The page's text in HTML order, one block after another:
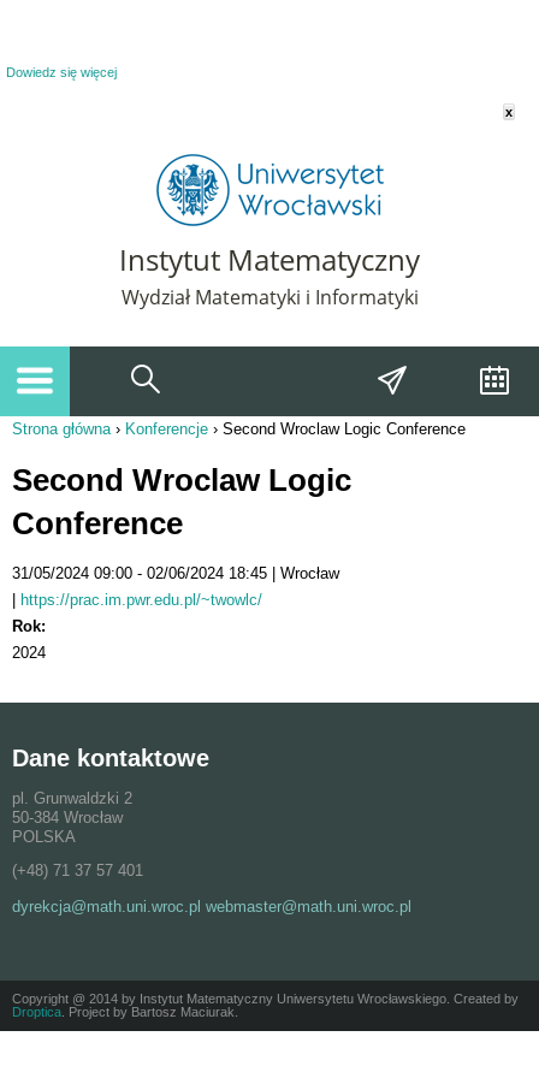
Dowiedz się więcej
x
Instytut Matematyczny
Wydział Matematyki i Informatyki
Strona główna› Konferencje › Second Wroclaw Logic Conference
Second Wroclaw Logic
Conference
31/05/2024 09:00 02/06/2024 18:45
Wrocław
https://prac.im.pwr.edu.pl/~twowlc/
Rok:
2024
Dane kontaktowe
pl. Grunwaldzki 2
50-384 Wrocław
POLSKA
(+48) 71 37 57 401
dyrekcja@math.uni.wroc.pl webmaster@math.uni.wroc.pl
Copyright @ 2014 by Instytut Matematyczny Uniwersytetu Wrocławskiego. Created by
Droptica . Project by Bartosz Maciurak.